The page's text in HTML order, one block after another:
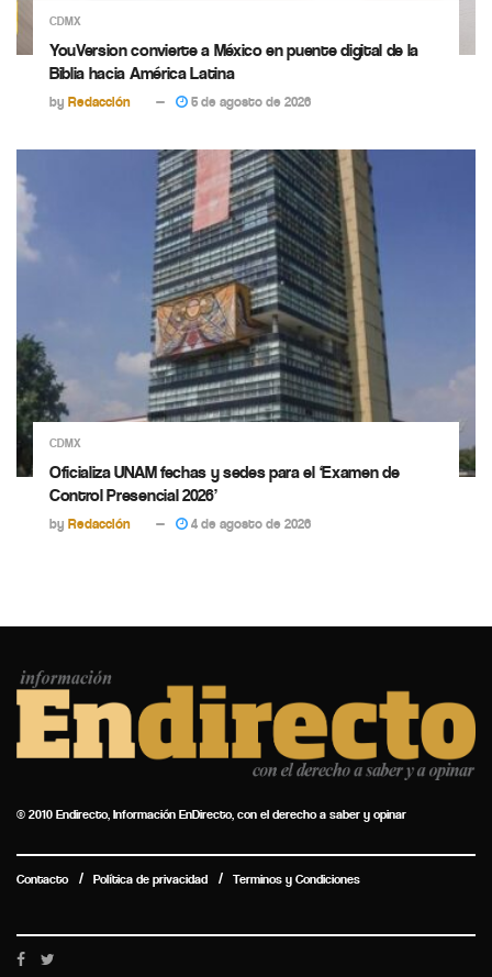
CDMX
YouVersion convierte a México en puente digital de la
Biblia hacia América Latina
by Redacción 5 de agosto de 2026
CDMX
Oficializa UNAM fechas y sedes para el ‘Examen de
Control Presencial 2026’
by Redacción 4 de agosto de 2026
© 2010 Endirecto, Información EnDirecto, con el derecho a saber y opinar
Contacto Política de privacidad Terminos y Condiciones